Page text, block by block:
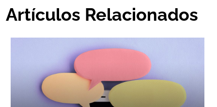
Artículos Relacionados